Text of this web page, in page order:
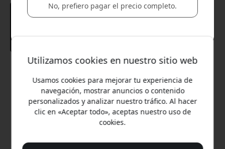
34.99 EUR
Compra ahora
Utilizamos cookies en nuestro sitio web
Usamos cookies para mejorar tu experiencia de
navegación, mostrar anuncios o contenido
personalizados y analizar nuestro tráfico. Al hacer
clic en «Aceptar todo», aceptas nuestro uso de
cookies.
No, prefiero pagar el precio completo.